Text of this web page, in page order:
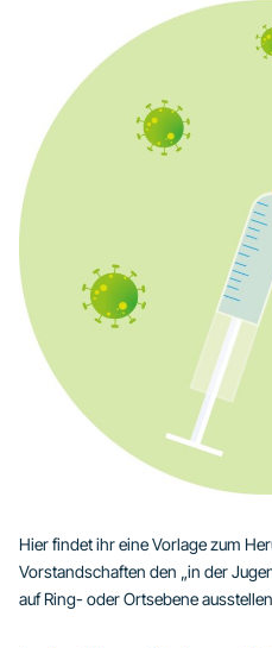
Hier findet ihr eine Vorlage zum
Vorstandschaften den „in der
auf Ring- oder Ortsebene